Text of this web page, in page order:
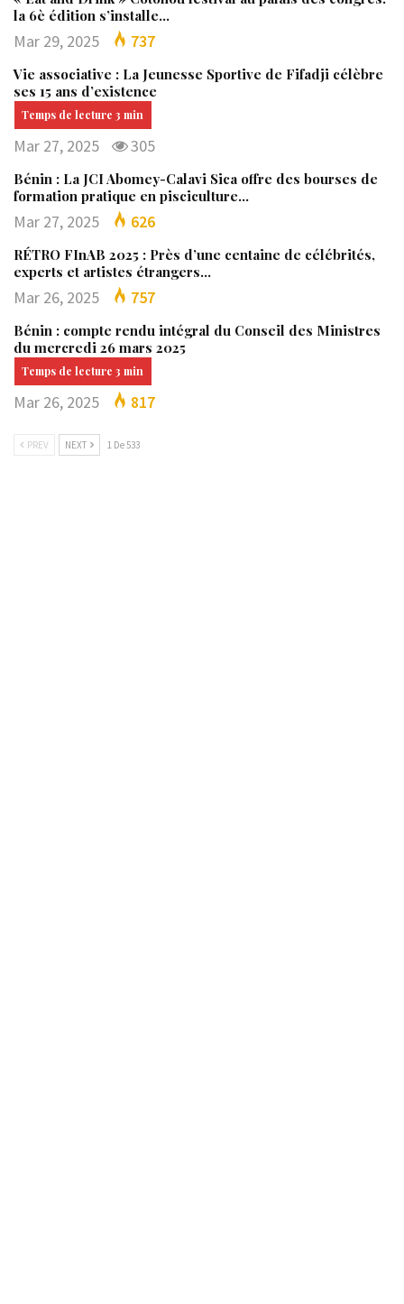
la 6è édition s’installe…
Mar 29, 2025 737
Vie associative : La Jeunesse Sportive de Fifadji célèbre
ses 15 ans d’existence
Mar 27, 2025 305
Bénin : La JCI Abomey-Calavi Sica offre des bourses de
formation pratique en pisciculture…
Mar 27, 2025 626
RÉTRO FInAB 2025 : Près d’une centaine de célébrités,
experts et artistes étrangers…
Mar 26, 2025 757
Bénin : compte rendu intégral du Conseil des Ministres
du mercredi 26 mars 2025
Mar 26, 2025 817
PREV NEXT 1 De 533